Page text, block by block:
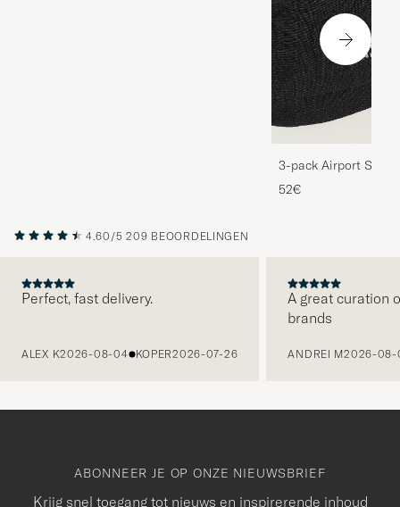
3-pack Airport
Melange
52€
4.60/5 209 BEOORDELINGEN
Perfect, fast delivery.
ALEX K2026-08-04 KOPER2026-07-26
A great curation
brands
ANDREI M2026-08-
ABONNEER JE OP ONZE NIEUWSBRIEF
Krijg snel toegang tot nieuws en inspirerende inhoud